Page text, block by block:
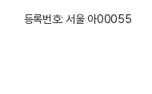
등록번호: 서울 아00055